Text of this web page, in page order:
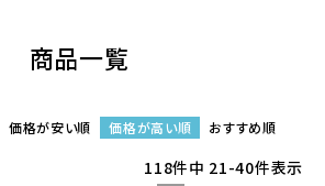
商品一覧
価格が安い順 価格が高い順 おすすめ順
118件中 21-40件表示